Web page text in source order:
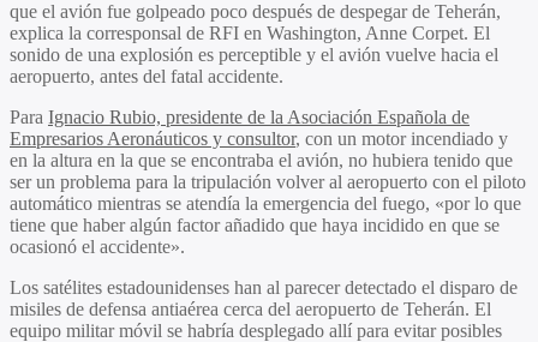
que el avión fue golpeado poco después de despegar de Teherán,
explica la corresponsal de RFI en Washington, Anne Corpet. El
sonido de una explosión es perceptible y el avión vuelve hacia el
aeropuerto, antes del fatal accidente.
Para Ignacio Rubio, presidente de la Asociación Española de
Empresarios Aeronáuticos y consultor, con un motor incendiado y
en la altura en la que se encontraba el avión, no hubiera tenido que
ser un problema para la tripulación volver al aeropuerto con el piloto
automático mientras se atendía la emergencia del fuego, «por lo que
tiene que haber algún factor añadido que haya incidido en que se
ocasionó el accidente».
Los satélites estadounidenses han al parecer detectado el disparo de
misiles de defensa antiaérea cerca del aeropuerto de Teherán. El
equipo militar móvil se habría desplegado allí para evitar posibles